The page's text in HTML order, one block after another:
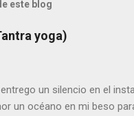
este blog
yoga)
un silencio en el
un océano en mi beso